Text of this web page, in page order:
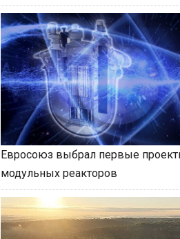
Евросоюз выбрал первые
модульных реакторов